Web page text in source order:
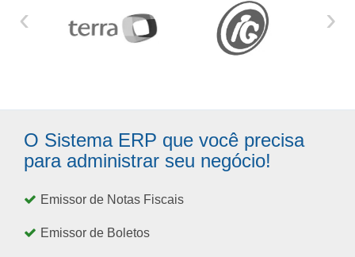
‹ ›
O Sistema ERP que você precisa
para administrar seu negócio!
Emissor de Notas Fiscais
Emissor de Boletos